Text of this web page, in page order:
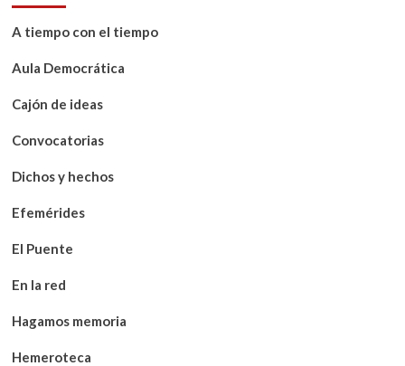
A tiempo con el tiempo
Aula Democrática
Cajón de ideas
Convocatorias
Dichos y hechos
Efemérides
El Puente
En la red
Hagamos memoria
Hemeroteca